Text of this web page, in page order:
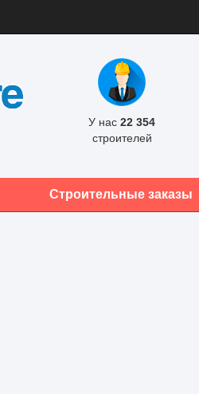
У нас 22 354
строителей
Строительные заказы